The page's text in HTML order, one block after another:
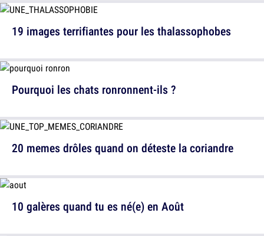
19 images terrifiantes pour les thalassophobes
20 memes drôles quand on déteste la coriandre
Pourquoi les chats ronronnent-ils ?
10 galères quand tu es né(e) en Août